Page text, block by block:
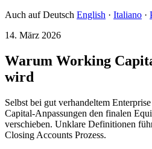
Auch auf Deutsch English · Italiano ·
14. März 2026
Warum Working
wird
Selbst bei gut verhandeltem
Capital-Anpassungen den finalen
verschieben. Unklare Definitionen
Closing Accounts Prozess.